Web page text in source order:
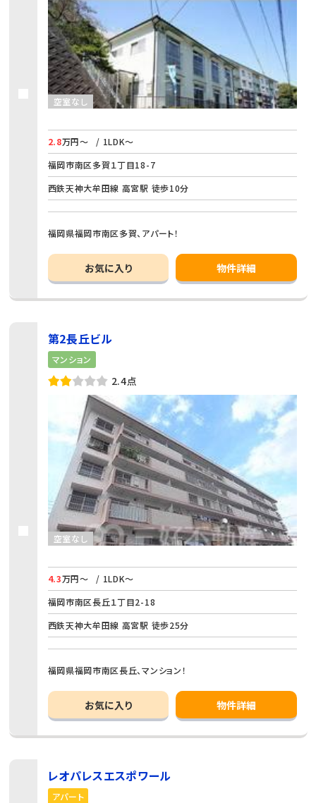
空室なし
2.8万円～
/ 1LDK～
福岡市南区多賀１丁目18-7
西鉄天神大牟田線 高宮駅 徒歩10分
福岡県福岡市南区多賀、アパート！
お気に入り 物件詳細
第2長丘ビル
マンション
2.4点
空室なし
4.3万円～
/ 1LDK～
福岡市南区長丘１丁目2-18
西鉄天神大牟田線 高宮駅 徒歩25分
福岡県福岡市南区長丘、マンション！
お気に入り 物件詳細
レオパレスエスポワール
アパート